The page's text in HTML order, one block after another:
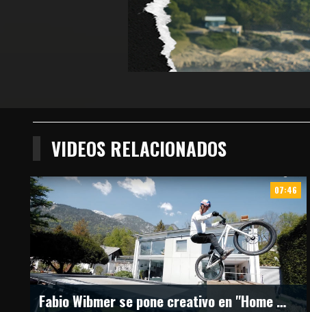
VIDEOS RELACIONADOS
07:46
Fabio Wibmer se pone creativo en "Home Office"